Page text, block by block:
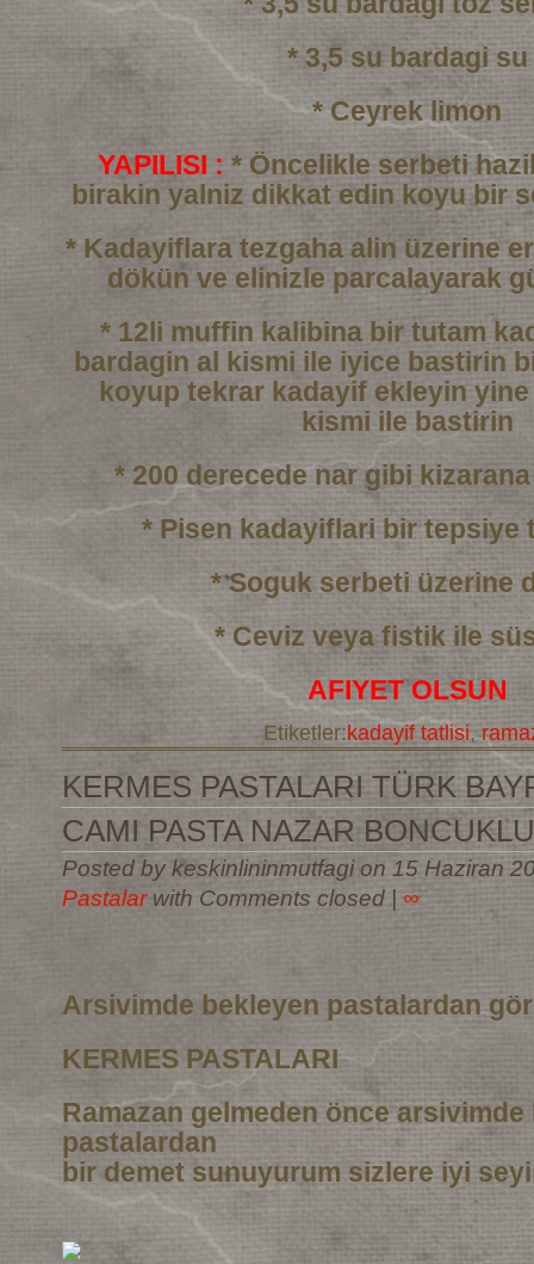
* 3,5 su bardagi su
* Ceyrek limon
YAPILISI : * Öncelikle serbeti
birakin yalniz dikkat edin koyu bir
* Kadayiflara tezgaha alin üzerine
dökün ve elinizle parcalayarak
* 12li muffin kalibina bir tutam
bardagin al kismi ile iyice bastirin
koyup tekrar kadayif ekleyin
kismi ile bastirin
* 200 derecede nar gibi
* Pisen kadayiflari bir tepsiye
* Soguk serbeti üzerine
* Ceviz veya fistik ile
AFIYET OLSUN
Etiketler:kadayif tatlisi,
KERMES PASTALARI TÜRK
CAMI PASTA NAZAR
Posted by keskinlininmutfagi on 15 Haziran
Pastalar with Comments closed| ∞
Arsivimde bekleyen pastalardan
KERMES PASTALARI
Ramazan gelmeden önce arsivimde
pastalardan
bir demet sunuyurum sizlere iyi